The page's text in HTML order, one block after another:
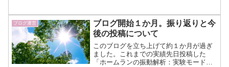
グが作れることを知り、このブログ作成
を始めました。
ブログ運営
ブログ開始１か月。振り返りと今
後の投稿について
このブログを立ち上げて約１か月が過ぎ
ました。これまでの実績先日投稿した
「ホームランの振動解析：実験モード解